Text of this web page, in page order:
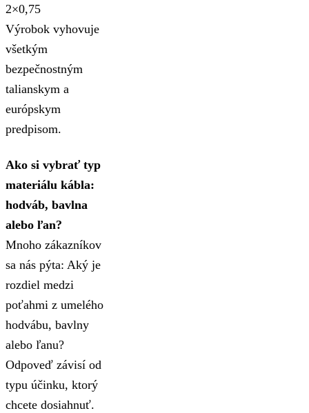
2×0,75
Výrobok vyhovuje
všetkým
bezpečnostným
talianskym a
európskym
predpisom.
Ako si vybrať typ
materiálu kábla:
hodváb, bavlna
alebo ľan?
Mnoho zákazníkov
sa nás pýta: Aký je
rozdiel medzi
poťahmi z umelého
hodvábu, bavlny
alebo ľanu?
Odpoveď závisí od
typu účinku, ktorý
chcete dosiahnuť.